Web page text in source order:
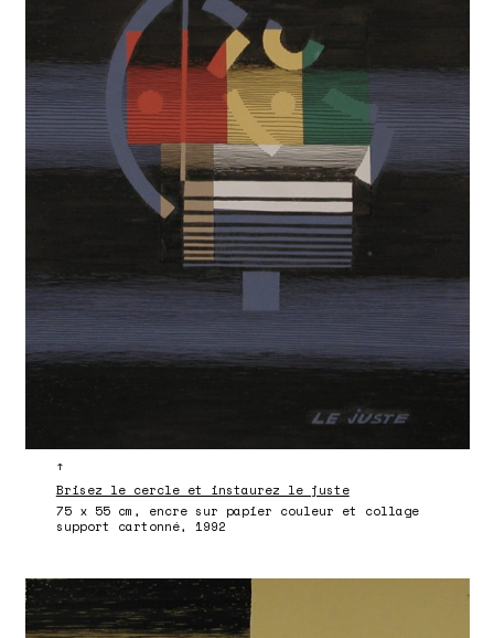
↑
Brisez le cercle et instaurez le juste
75 x 55 cm, encre sur papier couleur et collage
support cartonné, 1992